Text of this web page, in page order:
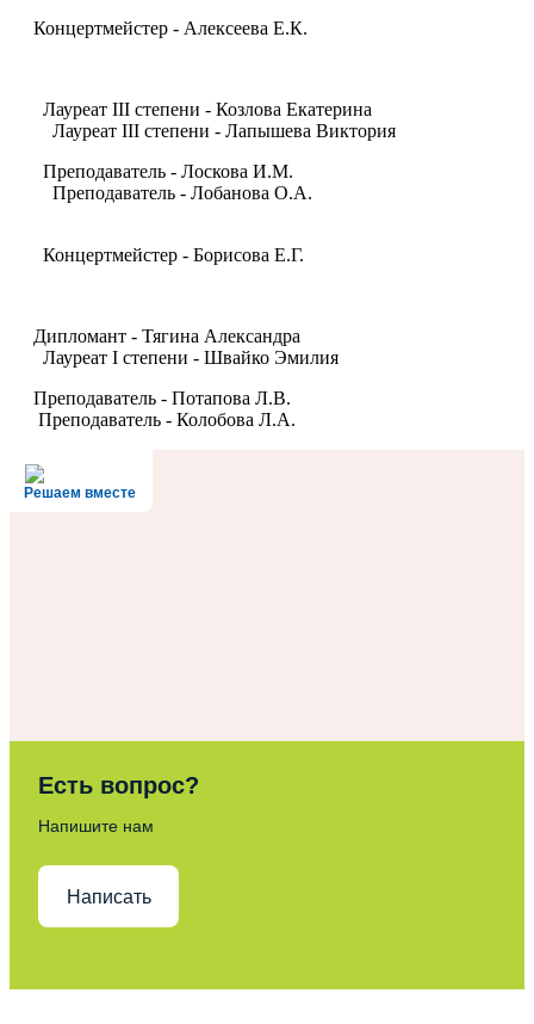
Концертмейстер - Алексеева Е.К.
Лауреат III степени - Козлова Екатерина
Лауреат III степени - Лапышева Виктория
Преподаватель - Лоскова И.М.
Преподаватель - Лобанова О.А.
Концертмейстер - Борисова Е.Г.
Дипломант - Тягина Александра
Лауреат I степени - Швайко Эмилия
Преподаватель - Потапова Л.В.
Преподаватель - Колобова Л.А.
Решаем вместе
Есть вопрос?
Напишите нам
Написать